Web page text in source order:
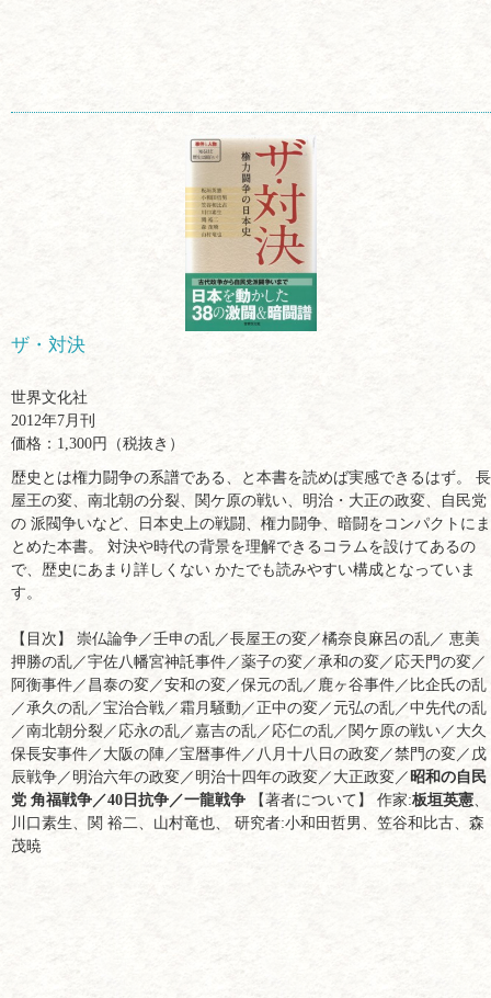
ザ・対決
世界文化社
2012年7月刊
価格：1,300円（税抜き）
歴史とは権力闘争の系譜である、と本書を読めば実感できるはず。 長
屋王の変、南北朝の分裂、関ケ原の戦い、明治・大正の政変、自民党
の 派閥争いなど、日本史上の戦闘、権力闘争、暗闘をコンパクトにま
とめた本書。 対決や時代の背景を理解できるコラムを設けてあるの
で、歴史にあまり詳しくない かたでも読みやすい構成となっていま
す。
【目次】 崇仏論争／壬申の乱／長屋王の変／橘奈良麻呂の乱／ 恵美
押勝の乱／宇佐八幡宮神託事件／薬子の変／承和の変／応天門の変／
阿衡事件／昌泰の変／安和の変／保元の乱／鹿ヶ谷事件／比企氏の乱
／承久の乱／宝治合戦／霜月騒動／正中の変／元弘の乱／中先代の乱
／南北朝分裂／応永の乱／嘉吉の乱／応仁の乱／関ケ原の戦い／大久
保長安事件／大阪の陣／宝暦事件／八月十八日の政変／禁門の変／戊
辰戦争／明治六年の政変／明治十四年の政変／大正政変／ 昭和の自民
党 角福戦争／40日抗争／一龍戦争
【著者について】 作家:板垣英憲
川口素生、関 裕二、山村竜也、 研究者:小和田哲男、笠谷和比古、森
茂暁